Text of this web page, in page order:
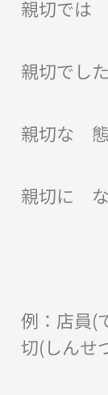
親切では
親切でした
親切な
親切に
例：店員
切(しんせ